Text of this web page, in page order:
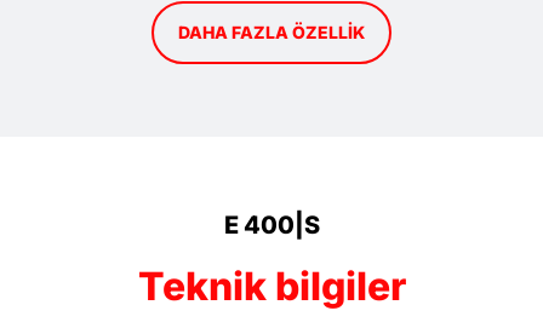
DAHA FAZLA ÖZELLIK
E 400|S
Teknik bilgiler